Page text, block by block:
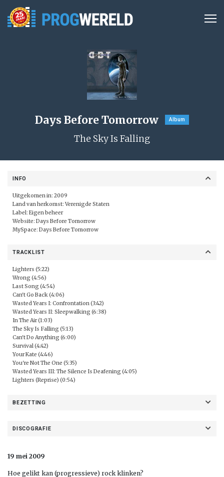
Days Before Tomorrow Album
The Sky Is Falling
INFO
Uitgekomen in: 2009
Land van herkomst: Verenigde Staten
Label: Eigen beheer
Website: Days Before Tomorrow
MySpace: Days Before Tomorrow
TRACKLIST
Lighters (5:22)
Wrong (4:56)
Last Song (4:54)
Can't Go Back (4:06)
Wasted Years I: Confrontation (3:42)
Wasted Years II: Sleepwalking (6:38)
In The Air (1:03)
The Sky Is Falling (5:13)
Can't Do Anything (6:00)
Survival (4:42)
Your Kate (4:46)
You're Not The One (5:35)
Wasted Years III: The Silence Is Deafening (4:05)
Lighters (Reprise) (0:54)
BEZETTING
DISCOGRAFIE
19 mei 2009
Hoe gelikt kan (progressieve) rock klinken?